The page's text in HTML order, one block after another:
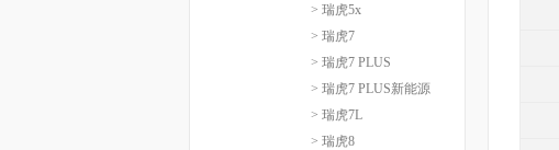
> 瑞虎5x
> 瑞虎7
> 瑞虎7 PLUS
> 瑞虎7 PLUS新能源
> 瑞虎7L
> 瑞虎8